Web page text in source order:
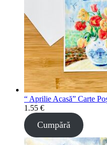
“ Aprilie Acasă” Carte
1.55 €
Cumpără